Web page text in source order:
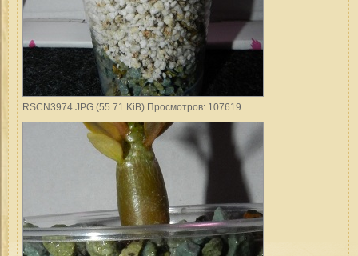
RSCN3974.JPG (55.71 KiB) Просмотров: 107619